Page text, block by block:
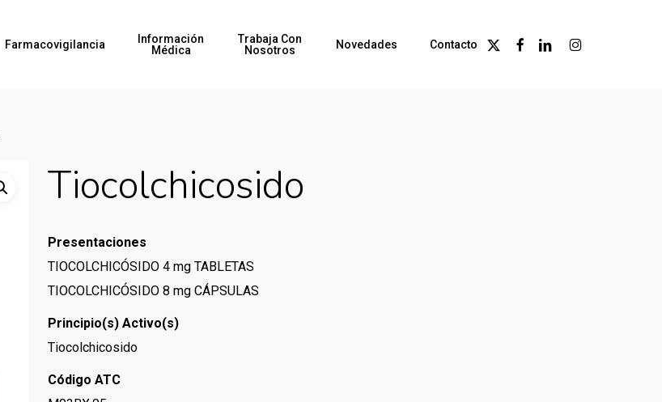
Farmacovigilancia
Información
Médica
Trabaja Con
Nosotros
Novedades Contacto
X-
Twitter
FacebookLinkedinInstagram
Tiocolchicosido
Presentaciones
TIOCOLCHICÓSIDO 4 mg TABLETAS
TIOCOLCHICÓSIDO 8 mg CÁPSULAS
Principio(s) Activo(s)
Tiocolchicosido
Código ATC